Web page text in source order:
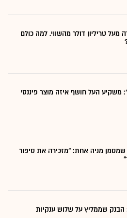
מעל טריליון דולר מהשווי. למה כולם
משקיע העל חושף איזה מוצר פיננסי
מניה אחת: "מזכירה את סיפור
של 20%: הבנק שממליץ על שלוש ענקיות